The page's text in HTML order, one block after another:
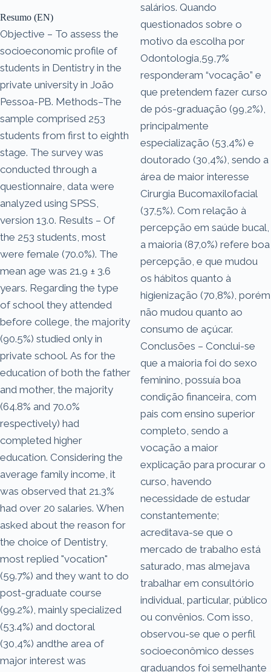
Resumo (EN)
Objective – To assess the
socioeconomic profile of
students in Dentistry in the
private university in João
Pessoa-PB. Methods–The
sample comprised 253
students from first to eighth
stage. The survey was
conducted through a
questionnaire, data were
analyzed using SPSS,
version 13.0. Results – Of
the 253 students, most
were female (70.0%). The
mean age was 21.9 ± 3.6
years. Regarding the type
of school they attended
before college, the majority
(90.5%) studied only in
private school. As for the
education of both the father
and mother, the majority
(64.8% and 70.0%
respectively) had
completed higher
education. Considering the
average family income, it
was observed that 21.3%
had over 20 salaries. When
asked about the reason for
the choice of Dentistry,
most replied "vocation"
(59.7%) and they want to do
post-graduate course
(99.2%), mainly specialized
(53.4%) and doctoral
(30,4%) andthe area of
major interest was
salários. Quando
questionados sobre o
motivo da escolha por
Odontologia,59,7%
responderam “vocação” e
que pretendem fazer curso
de pós-graduação (99,2%),
principalmente
especialização (53,4%) e
doutorado (30,4%), sendo a
área de maior interesse
Cirurgia Bucomaxilofacial
(37,5%). Com relação à
percepção em saúde bucal,
a maioria (87,0%) refere boa
percepção, e que mudou
os hábitos quanto à
higienização (70,8%), porém
não mudou quanto ao
consumo de açúcar.
Conclusões – Conclui-se
que a maioria foi do sexo
feminino, possuía boa
condição financeira, com
pais com ensino superior
completo, sendo a
vocação a maior
explicação para procurar o
curso, havendo
necessidade de estudar
constantemente;
acreditava-se que o
mercado de trabalho está
saturado, mas almejava
trabalhar em consultório
individual, particular, público
ou convênios. Com isso,
observou-se que o perfil
socioeconômico desses
graduandos foi semelhante